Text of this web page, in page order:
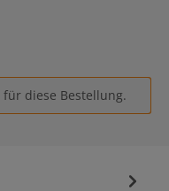
diese Bestellung.